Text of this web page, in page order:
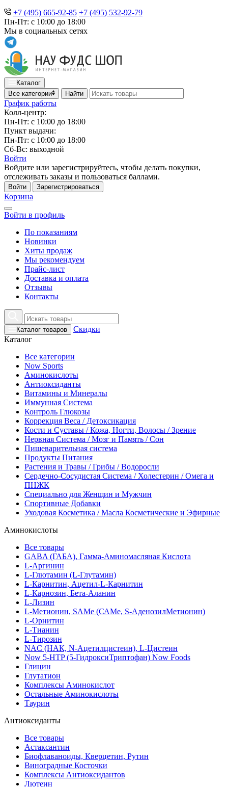
+7 (495) 665-92-85 +7 (495) 532-92-79
Пн-Пт: с 10:00 до 18:00
Мы в социальных сетях
Каталог
Все категории
Найти
График работы
Колл-центр:
Пн-Пт: с 10:00 до 18:00
Пункт выдачи:
Пн-Пт: с 10:00 до 18:00
Сб-Вс: выходной
Войти
Войдите или зарегистрируйтесь, чтобы делать покупки,
отслеживать заказы и пользоваться баллами.
Войти Зарегистрироваться
Корзина
Войти в профиль
По показаниям
Новинки
Хиты продаж
Мы рекомендуем
Прайс-лист
Доставка и оплата
Отзывы
Контакты
Каталог товаров
Скидки
Каталог
Все категории
Now Sports
Аминокислоты
Антиоксиданты
Витамины и Минералы
Иммунная Система
Контроль Глюкозы
Коррекция Веса / Детоксикация
Кости и Суставы / Кожа, Ногти, Волосы / Зрение
Нервная Система / Мозг и Память / Сон
Пищеварительная система
Продукты Питания
Растения и Травы / Грибы / Водоросли
Сердечно-Сосудистая Система / Холестерин / Омега и
ПНЖК
Специально для Женщин и Мужчин
Спортивные Добавки
Уходовая Косметика / Масла Косметические и Эфирные
Аминокислоты
Все товары
GABA (ГАБА), Гамма-Аминомасляная Кислота
L-Аргинин
L-Глютамин (L-Глутамин)
L-Карнитин, Ацетил-L-Карнитин
L-Карнозин, Бета-Аланин
L-Лизин
L-Метионин, SAMe (САМе, S-АденозилМетионин)
L-Орнитин
L-Тианин
L-Тирозин
NAC (НАК, N-Ацетилцистеин), L-Цистеин
Now 5-HTP (5-ГидроксиТриптофан) Now Foods
Глицин
Глутатион
Комплексы Аминокислот
Остальные Аминокислоты
Таурин
Антиоксиданты
Все товары
Астаксантин
Биофлаваноиды, Кверцетин, Рутин
Виноградные Косточки
Комплексы Антиоксидантов
Лютеин